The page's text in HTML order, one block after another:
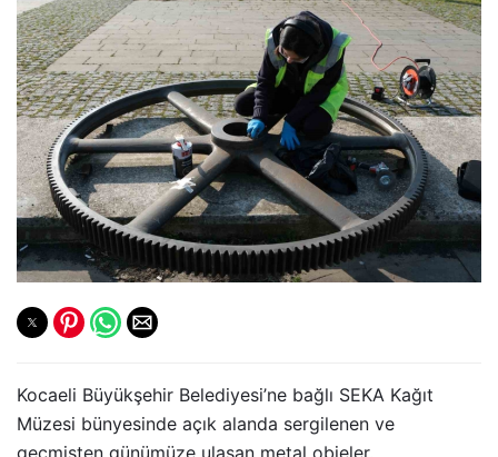
Kocaeli Büyükşehir Belediyesi’ne bağlı SEKA Kağıt
Müzesi bünyesinde açık alanda sergilenen ve